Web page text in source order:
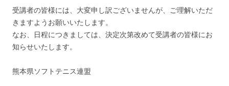
受講者の皆様には、大変申し訳ございませんが、ご理解いただ
きますようお願いいたします。
なお、日程につきましては、決定次第改めて受講者の皆様にお
知らせいたします。
熊本県ソフトテニス連盟